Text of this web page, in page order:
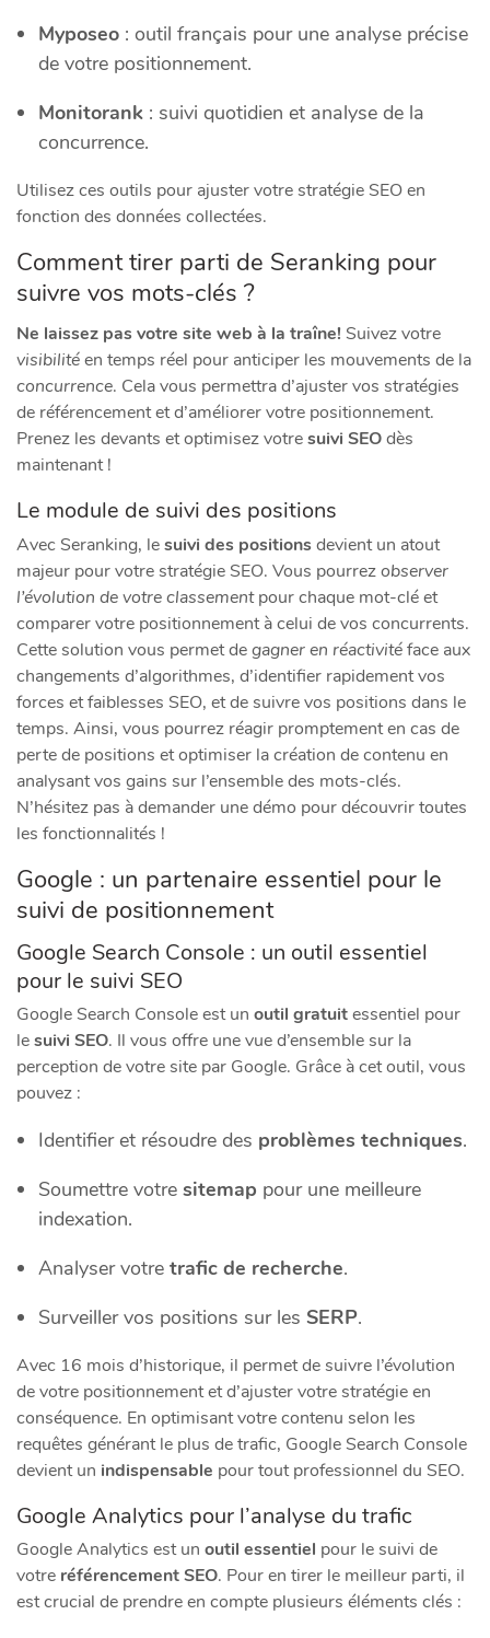
Myposeo : outil français pour une analyse précise
de votre positionnement.
Monitorank : suivi quotidien et analyse de la
concurrence.
Utilisez ces outils pour ajuster votre stratégie SEO en
fonction des données collectées.
Comment tirer parti de Seranking pour
suivre vos mots-clés ?
Ne laissez pas votre site web à la traîne!Suivez votre
visibilitéen temps réel pour anticiper les mouvements de la
concurrence. Cela vous permettra d’ajuster vos stratégies
de référencement et d’améliorer votre positionnement.
Prenez les devants et optimisez votresuivi SEOdès
maintenant !
Le module de suivi des positions
Avec Seranking, lesuivi des positionsdevient un atout
majeur pour votre stratégie SEO. Vous pourrezobserver
l’évolution de votre classementpour chaque mot-clé et
comparer votre positionnement à celui de vos concurrents.
Cette solution vous permet degagner en réactivitéface aux
changements d’algorithmes, d’identifier rapidement vos
forces et faiblesses SEO, et de suivre vos positions dans le
temps. Ainsi, vous pourrez réagir promptement en cas de
perte de positions et optimiser la création de contenu en
analysant vos gains sur l’ensemble des mots-clés.
N’hésitez pas à demander une démo pour découvrir toutes
les fonctionnalités !
Google : un partenaire essentiel pour le
suivi de positionnement
Google Search Console : un outil essentiel
pour le suivi SEO
Google Search Console est un outil gratuitessentiel pour
lesuivi SEO. Il vous offre une vue d’ensemble sur la
perception de votre site par Google. Grâce à cet outil, vous
pouvez :
Identifier et résoudre des problèmes techniques.
Soumettre votre sitemap pour une meilleure
indexation.
Analyser votre trafic de recherche.
Surveiller vos positions sur les SERP.
Avec 16 mois d’historique, il permet de suivre l’évolution
de votre positionnement et d’ajuster votre stratégie en
conséquence. En optimisant votre contenu selon les
requêtes générant le plus de trafic, Google Search Console
devient un indispensable pour tout professionnel du SEO.
Google Analytics pour l’analyse du trafic
Google Analytics est un outil essentiel pour le suivi de
votre référencement SEO. Pour en tirer le meilleur parti, il
est crucial de prendre en compte plusieurs éléments clés :